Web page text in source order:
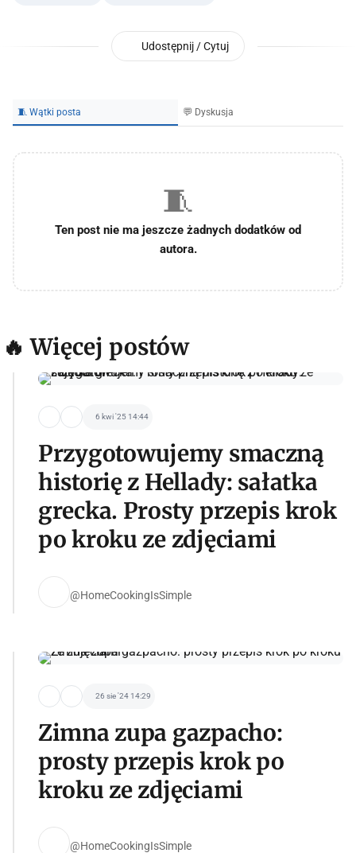
Udostępnij / Cytuj
🧵 Wątki posta 💬 Dyskusja
🧵
Ten post nie ma jeszcze żadnych dodatków od
autora.
🔥 Więcej postów
6 kwi '25 14:44
Przygotowujemy smaczną
historię z Hellady: sałatka
grecka. Prosty przepis krok
po kroku ze zdjęciami
@HomeCookingIsSimple
26 sie '24 14:29
Zimna zupa gazpacho:
prosty przepis krok po
kroku ze zdjęciami
@HomeCookingIsSimple